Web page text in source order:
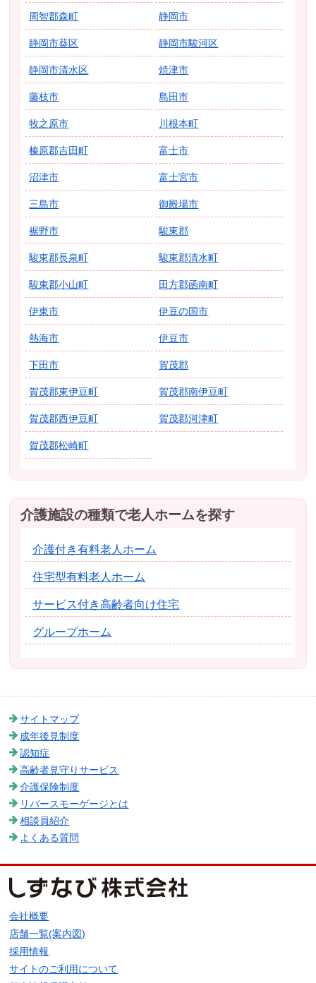
周智郡森町 静岡市
静岡市葵区 静岡市駿河区
静岡市清水区 焼津市
藤枝市 島田市
牧之原市 川根本町
榛原郡吉田町 富士市
沼津市 富士宮市
三島市 御殿場市
裾野市 駿東郡
駿東郡長泉町 駿東郡清水町
駿東郡小山町 田方郡函南町
伊東市 伊豆の国市
熱海市 伊豆市
下田市 賀茂郡
賀茂郡東伊豆町 賀茂郡南伊豆町
賀茂郡西伊豆町 賀茂郡河津町
賀茂郡松崎町
介護施設の種類で老人ホームを探す
介護付き有料老人ホーム
住宅型有料老人ホーム
サービス付き高齢者向け住宅
グループホーム
サイトマップ
成年後見制度
認知症
高齢者見守りサービス
介護保険制度
リバースモーゲージとは
相談員紹介
よくある質問
会社概要
店舗一覧(案内図)
採用情報
サイトのご利用について